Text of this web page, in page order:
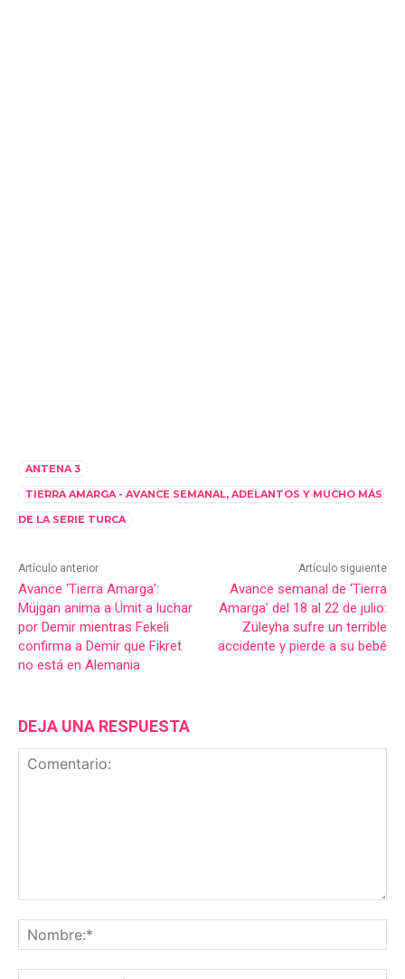
ANTENA 3
TIERRA AMARGA - AVANCE SEMANAL, ADELANTOS Y MUCHO MÁS
DE LA SERIE TURCA
Artículo anterior
Avance ‘Tierra Amarga’:
Müjgan anima a Ümit a luchar
por Demir mientras Fekeli
confirma a Demir que Fikret
no está en Alemania
Artículo siguiente
Avance semanal de ‘Tierra
Amarga’ del 18 al 22 de julio:
Züleyha sufre un terrible
accidente y pierde a su bebé
DEJA UNA RESPUESTA